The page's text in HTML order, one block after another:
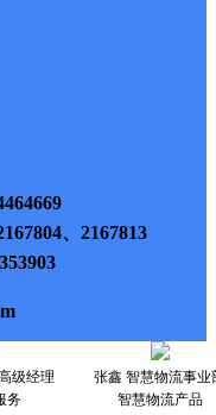
、2167813
级经理
务
张鑫 智慧物流事业
智慧物流产品